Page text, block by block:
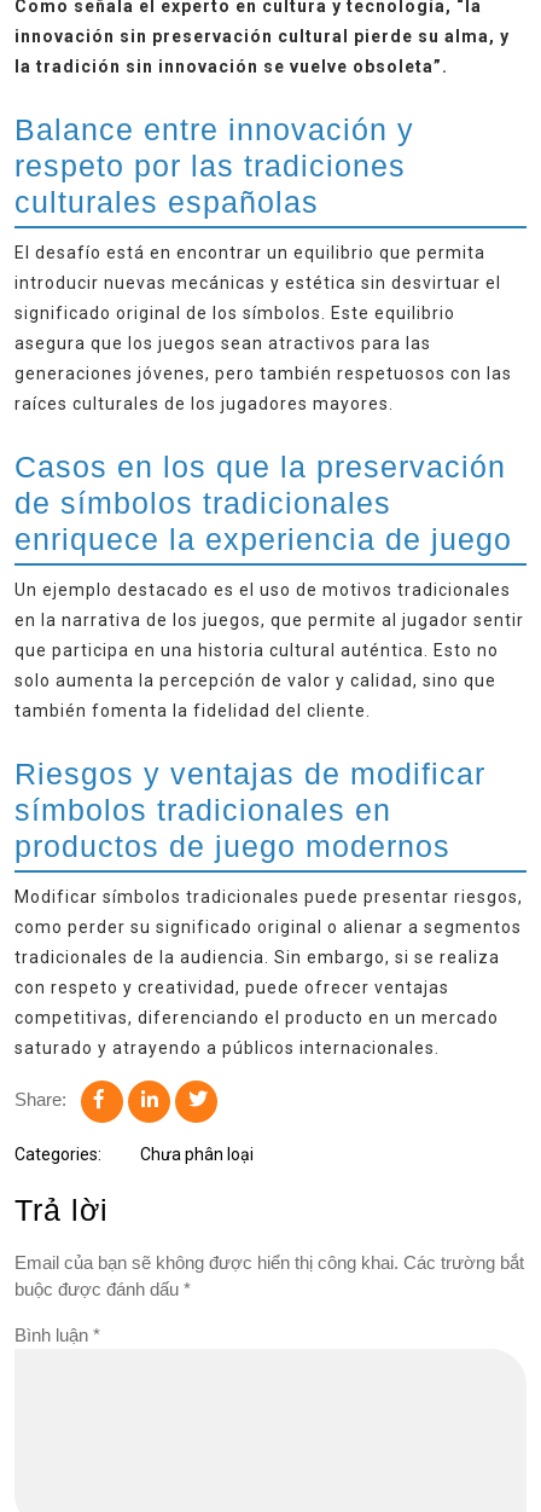
Como señala el experto en cultura y tecnología, “la
innovación sin preservación cultural pierde su alma, y
la tradición sin innovación se vuelve obsoleta”.
Balance entre innovación y
respeto por las tradiciones
culturales españolas
El desafío está en encontrar un equilibrio que permita
introducir nuevas mecánicas y estética sin desvirtuar el
significado original de los símbolos. Este equilibrio
asegura que los juegos sean atractivos para las
generaciones jóvenes, pero también respetuosos con las
raíces culturales de los jugadores mayores.
Casos en los que la preservación
de símbolos tradicionales
enriquece la experiencia de juego
Un ejemplo destacado es el uso de motivos tradicionales
en la narrativa de los juegos, que permite al jugador sentir
que participa en una historia cultural auténtica. Esto no
solo aumenta la percepción de valor y calidad, sino que
también fomenta la fidelidad del cliente.
Riesgos y ventajas de modificar
símbolos tradicionales en
productos de juego modernos
Modificar símbolos tradicionales puede presentar riesgos,
como perder su significado original o alienar a segmentos
tradicionales de la audiencia. Sin embargo, si se realiza
con respeto y creatividad, puede ofrecer ventajas
competitivas, diferenciando el producto en un mercado
saturado y atrayendo a públicos internacionales.
Share:
Categories: Chưa phân loại
Trả lời
Email của bạn sẽ không được hiển thị công khai. Các trường bắt
buộc được đánh dấu *
Bình luận *